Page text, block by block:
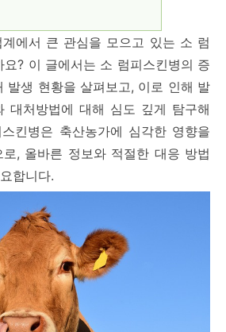
에서 큰 관심을 모으고 있는 소 럼
요? 이 글에서는 소 럼피스킨병의 증
발생 현황을 살펴보고, 이로 인해 발
대처방법에 대해 심도 깊게 탐구해
킨병은 축산농가에 심각한 영향을
, 올바른 정보와 적절한 대응 방법
합니다.